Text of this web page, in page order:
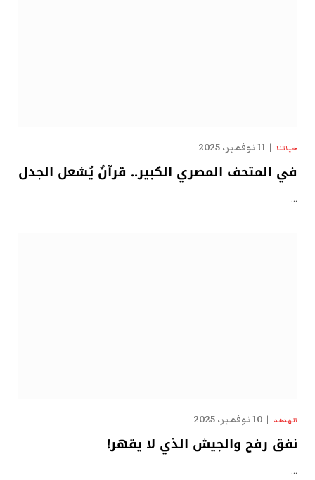
حياتنا 11 نوفمبر، 2025
في المتحف المصري الكبير.. قرآنٌ يُشعل الجدل
…
الهدهد 10 نوفمبر، 2025
نفق رفح والجيش الذي لا يقهر!
…